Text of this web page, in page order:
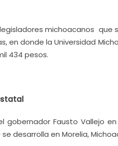
michoacanos que
donde la Universidad
434 pesos.
gobernador Fausto Vallejo
desarrolla en Morelia,